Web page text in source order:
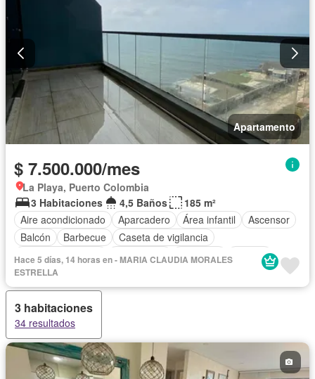
Apartamento
$ 7.500.000/mes
La Playa, Puerto Colombia
3 Habitaciones
4,5 Baños
185 m²
Aire acondicionado
Aparcadero Área infantil
Ascensor
Balcón
Barbecue
Caseta de vigilancia
Cuarto de servicio
Gas natural Gimnasio
Jacuzzi
Piscina
Hace 5 días, 14 horas en - MARIA CLAUDIA MORALES
ESTRELLA
3 habitaciones
34 resultados